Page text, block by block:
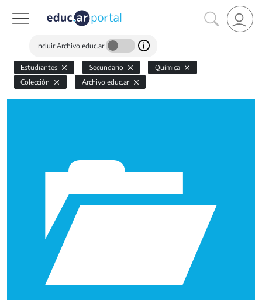
Incluir Archivo educ.ar
Estudiantes Secundario
Química
Colección
Archivo educ.ar